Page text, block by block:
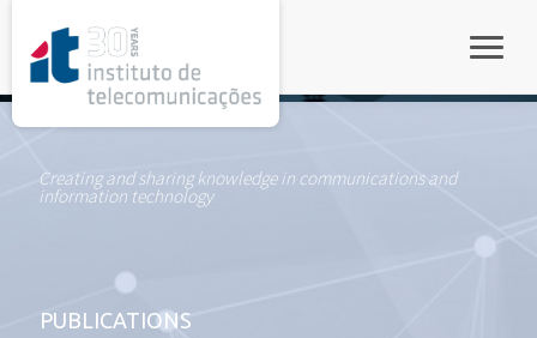
Creating and sharing knowledge in communications and
information technology
PUBLICATIONS